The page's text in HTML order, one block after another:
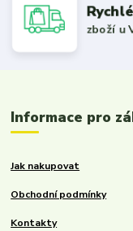
zboží u
Informace pro
Jak nakupovat
Obchodní podmínky
Kontakty